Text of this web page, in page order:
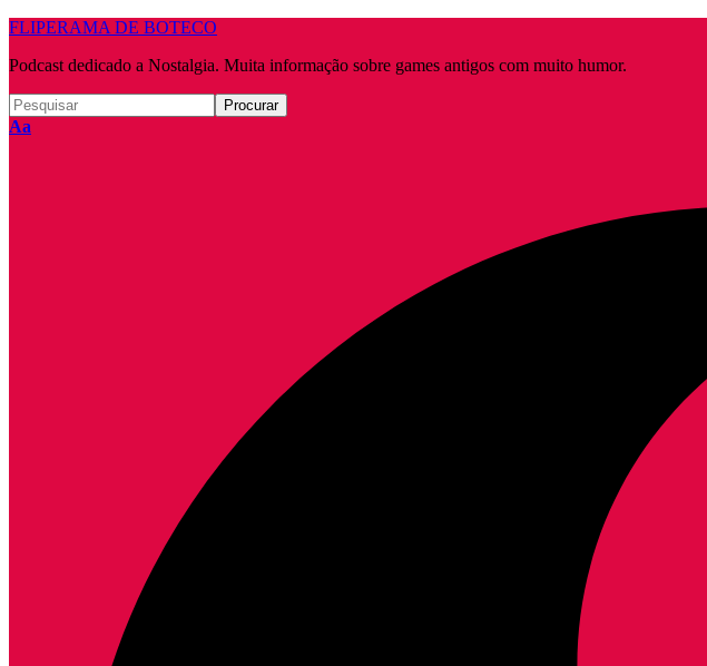
FLIPERAMA DE BOTECO
Podcast dedicado a Nostalgia. Muita informação sobre games antigos com muito humor.
Redimensionar
Aa